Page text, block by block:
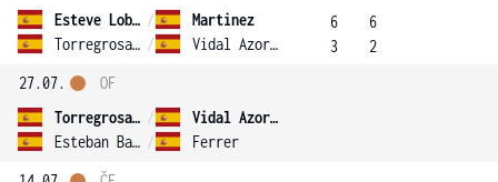
Esteve Lobato /
Martinez
Torregrosa Velilla / Vidal Azorin
6
3
6
2
27.07.
Torregrosa Velilla /
Vidal Azorin
Esteban Barroso / Ferrer
OF